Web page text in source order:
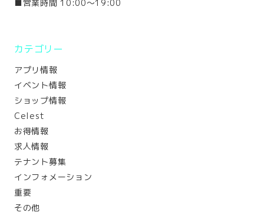
■営業時間 10:00～19:00
カテゴリー
アプリ情報
イベント情報
ショップ情報
Celest
お得情報
求人情報
テナント募集
インフォメーション
重要
その他